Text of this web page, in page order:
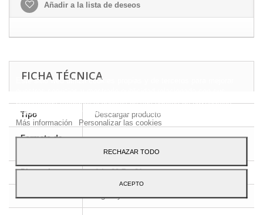
Añadir a la lista de deseos
FICHA TÉCNICA
Tipo Descargar producto
Formato de
Dimensiones A4 - 29,7 x 21 cm
Idioma Inglés y francés
Este sitio web utiliza cookies propias y de terceros para mejorar
preferencias mediante el análisis de sus hábitos de navegación.
Para dar su consentimiento sobre su uso pulse el botón Acepto.
Más información
Personalizar las cookies
RECHAZAR TODO
ACEPTO